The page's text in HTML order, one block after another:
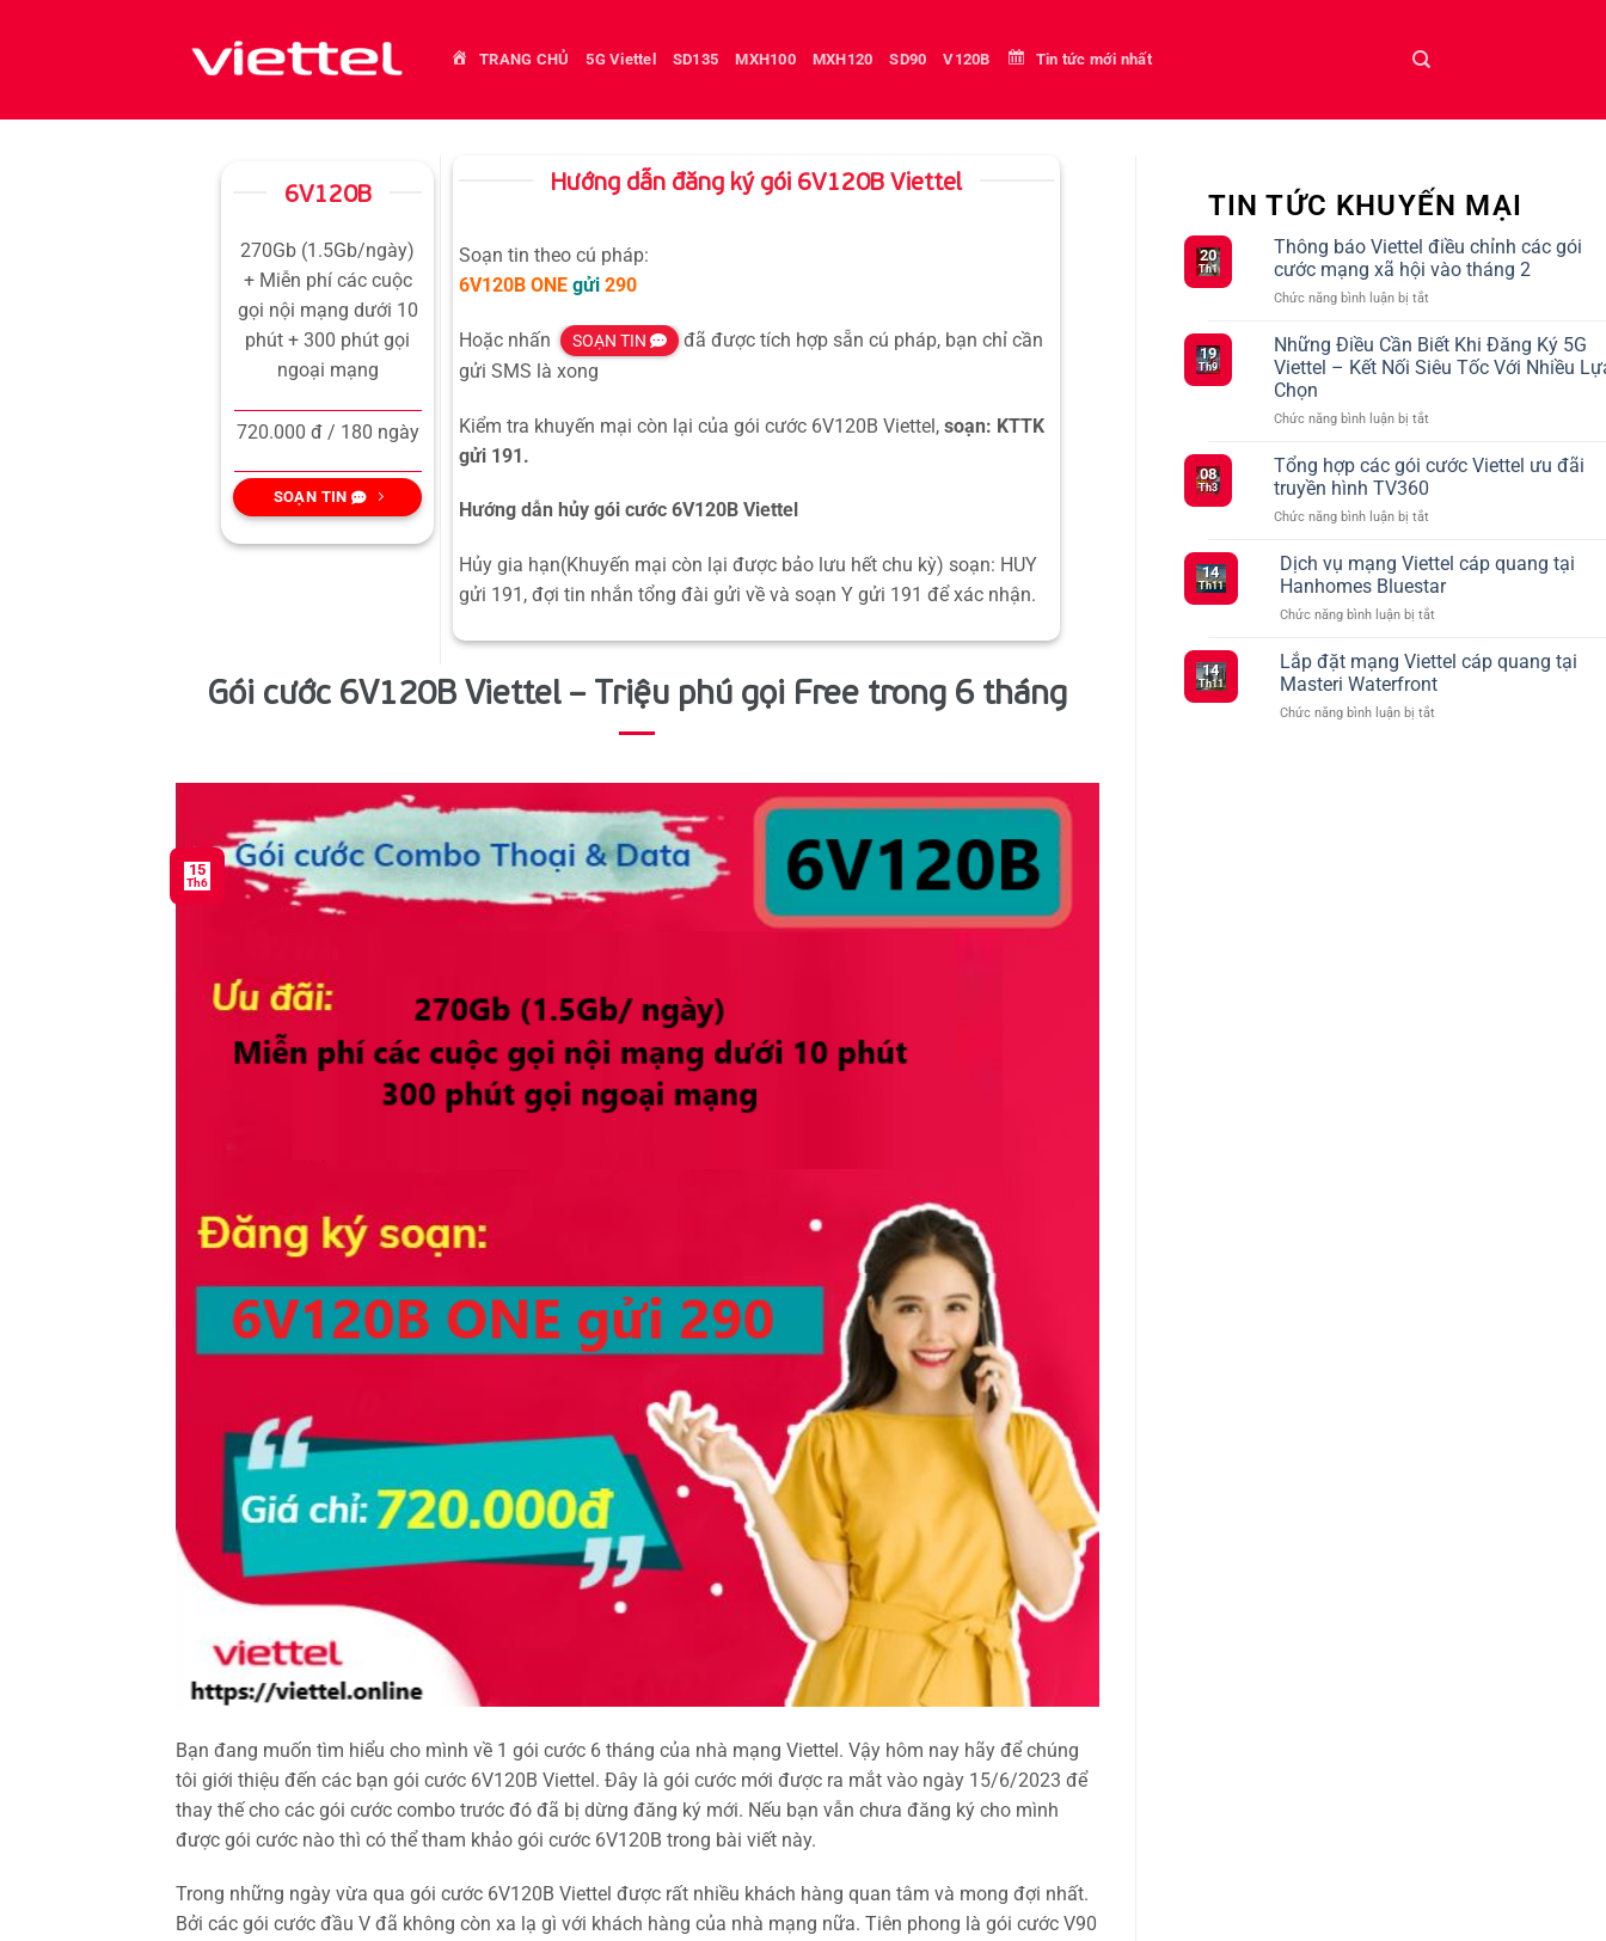
TRANG CHỦ 5G Viettel SD135 MXH100 MXH120 SD90 V120B Tin tức mới nhất
6V120B
270Gb (1.5Gb/ngày)
+ Miễn phí các cuộc
gọi nội mạng dưới 10
phút + 300 phút gọi
ngoại mạng
720.000 đ / 180 ngày
SOẠN TIN
Hướng dẫn đăng ký gói 6V120B Viettel
Soạn tin theo cú pháp:
6V120B ONE gửi 290
Hoặc nhấn SOẠN TIN
đã được tích hợp sẵn cú pháp, bạn chỉ cần
gửi SMS là xong
Kiểm tra khuyến mại còn lại của gói cước 6V120B Viettel, soạn: KTTK
gửi 191.
Hướng dẫn hủy gói cước 6V120B Viettel
Hủy gia hạn(Khuyến mại còn lại được bảo lưu hết chu kỳ) soạn: HUY
gửi 191, đợi tin nhắn tổng đài gửi về và soạn Y gửi 191 để xác nhận.
Gói cước 6V120B Viettel – Triệu phú gọi Free trong 6 tháng
15
Th6
Bạn đang muốn tìm hiểu cho mình về 1 gói cước 6 tháng của nhà mạng Viettel. Vậy hôm nay hãy để chúng
tôi giới thiệu đến các bạn gói cước 6V120B Viettel. Đây là gói cước mới được ra mắt vào ngày 15/6/2023 để
thay thế cho các gói cước combo trước đó đã bị dừng đăng ký mới. Nếu bạn vẫn chưa đăng ký cho mình
được gói cước nào thì có thể tham khảo gói cước 6V120B trong bài viết này.
Trong những ngày vừa qua gói cước 6V120B Viettel được rất nhiều khách hàng quan tâm và mong đợi nhất.
Bởi các gói cước đầu V đã không còn xa lạ gì với khách hàng của nhà mạng nữa. Tiên phong là gói cước V90
TIN TỨC KHUYẾN MẠI
20
Th1
Thông báo Viettel điều chỉnh các gói
cước mạng xã hội vào tháng 2
Chức năng bình luận bị tắtở
báo
Viettel
điều
các
cước
mạng
hội
tháng
2
19
Th9
Những Điều Cần Biết Khi Đăng Ký 5G
Viettel – Kết Nối Siêu Tốc Với Nhiều
Chọn
Chức năng bình luận bị tắtở
Điều
Cần
Biết
Khi
Ký
5G
–
Nối
Siêu
Tốc
Với
08
Th3
Tổng hợp các gói cước Viettel ưu đãi
truyền hình TV360
Chức năng bình luận bị tắtở
hợp
gói
cước
ưu
đãi
hình
14
Th11
Dịch vụ mạng Viettel cáp quang tại
Hanhomes Bluestar
Chức năng bình luận bị tắtở
vụ
mạng
Viettel
cáp
14
Th11
Lắp đặt mạng Viettel cáp quang tại
Masteri Waterfront
Chức năng bình luận bị tắtở